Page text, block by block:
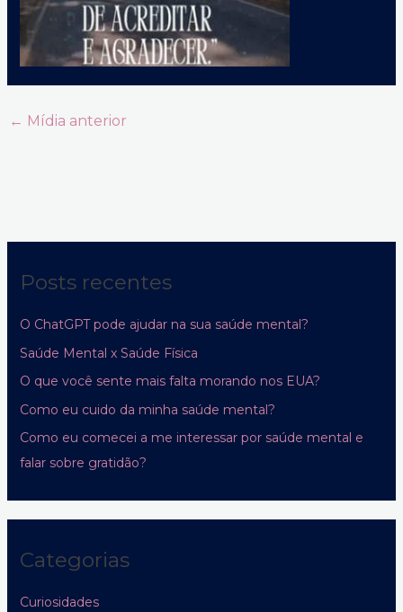
← Mídia anterior
Posts recentes
O ChatGPT pode ajudar na sua saúde mental?
Saúde Mental x Saúde Física
O que você sente mais falta morando nos EUA?
Como eu cuido da minha saúde mental?
Como eu comecei a me interessar por saúde mental e
falar sobre gratidão?
Categorias
Curiosidades